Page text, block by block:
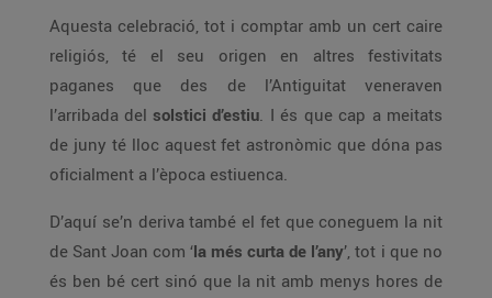
Aquesta celebració, tot i comptar amb un cert caire
religiós, té el seu origen en altres festivitats
paganes que des de l’Antiguitat veneraven
l’arribada del solstici d’estiu. I és que cap a meitats
de juny té lloc aquest fet astronòmic que dóna pas
oficialment a l’època estiuenca.
D’aquí se’n deriva també el fet que coneguem la nit
de Sant Joan com ‘la més curta de l’any’, tot i que no
és ben bé cert sinó que la nit amb menys hores de